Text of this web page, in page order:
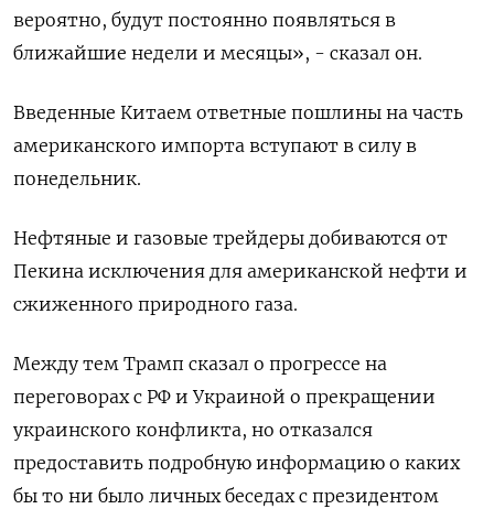
вероятно, будут постоянно появляться в
ближайшие недели и месяцы», - сказал он.
Введенные Китаем ответные пошлины на часть
американского импорта вступают в силу в
понедельник.
Нефтяные и газовые трейдеры добиваются от
Пекина исключения для американской нефти и
сжиженного природного газа.
Между тем Трамп сказал о прогрессе на
переговорах с РФ и Украиной о прекращении
украинского конфликта, но отказался
предоставить подробную информацию о каких
бы то ни было личных беседах с президентом